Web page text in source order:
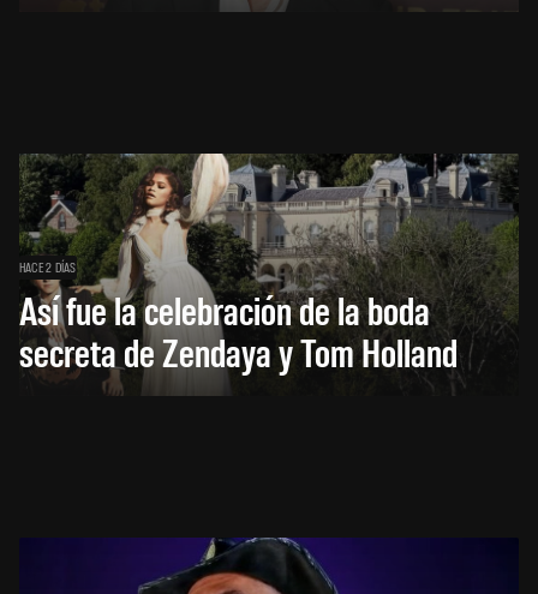
HACE 2 DÍAS
Así fue la celebración de la boda
secreta de Zendaya y Tom Holland